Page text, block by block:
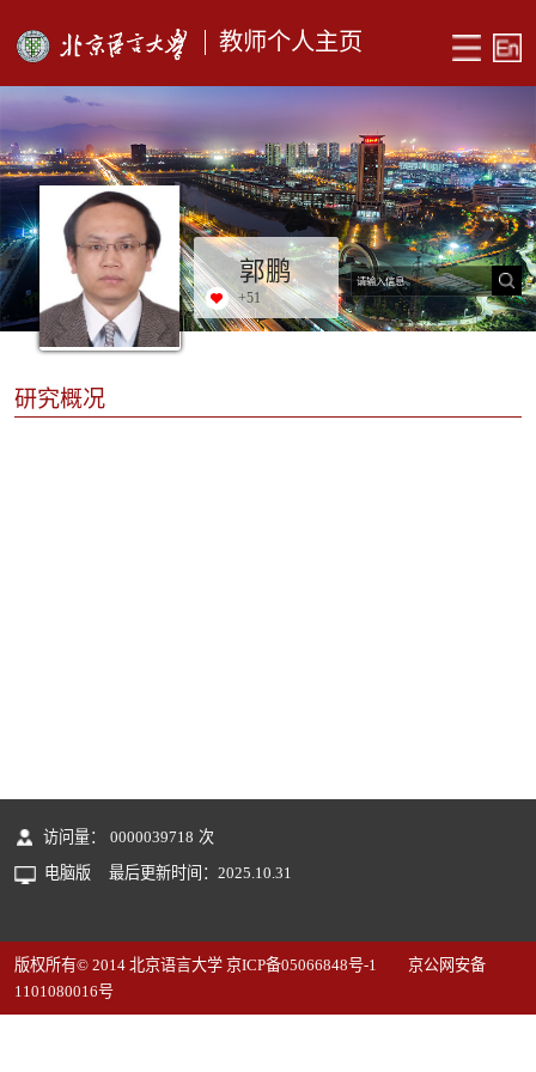
教师个人主页
郭鹏
+51
研究概况
访问量： 0000039718 次
电脑版
最后更新时间： 2025 10 31
版权所有© 2014 北京语言大学 京ICP备05066848号-1 京公网安备
1101080016号